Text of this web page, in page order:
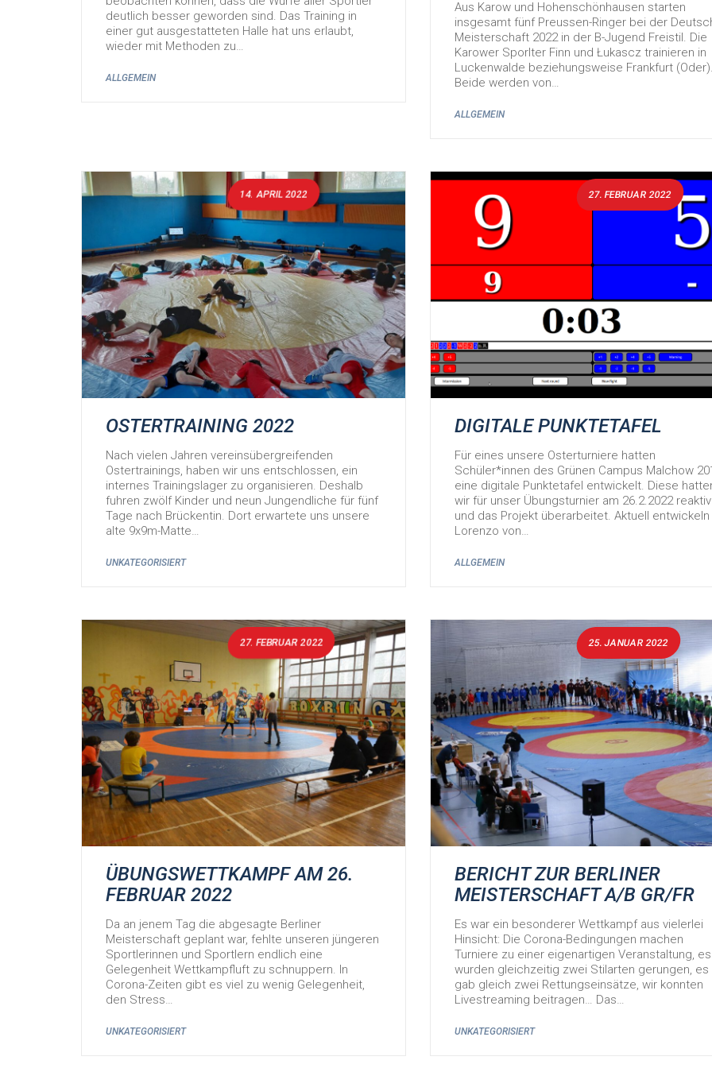
deutlich besser geworden sind. Das Training in
einer gut ausgestatteten Halle hat uns erlaubt,
wieder mit Methoden zu…
ALLGEMEIN
Aus Karow und Hohenschönhausen starten
insgesamt fünf Preussen-Ringer bei der
Meisterschaft 2022 in der B-Jugend Freistil. Die
Karower Sporlter Finn und Łukascz trainieren in
Luckenwalde beziehungsweise Frankfurt
Beide werden von…
ALLGEMEIN
OSTERTRAINING 2022
Nach vielen Jahren vereinsübergreifenden
Ostertrainings, haben wir uns entschlossen, ein
internes Trainingslager zu organisieren. Deshalb
fuhren zwölf Kinder und neun Jungendliche für fünf
Tage nach Brückentin. Dort erwartete uns unsere
alte 9x9m-Matte…
14. APRIL 2022
UNKATEGORISIERT
DIGITALE PUNKTETAFEL
Für eines unsere Osterturniere hatten
Schüler*innen des Grünen Campus Malchow
eine digitale Punktetafel entwickelt. Diese
wir für unser Übungsturnier am 26.2.2022
und das Projekt überarbeitet. Aktuell entwickeln
Lorenzo von…
27. FEBRUAR 2022
ALLGEMEIN
ÜBUNGSWETTKAMPF AM 26.
FEBRUAR 2022
Da an jenem Tag die abgesagte Berliner
Meisterschaft geplant war, fehlte unseren jüngeren
Sportlerinnen und Sportlern endlich eine
Gelegenheit Wettkampfluft zu schnuppern. In
Corona-Zeiten gibt es viel zu wenig Gelegenheit,
den Stress…
27. FEBRUAR 2022
UNKATEGORISIERT
BERICHT ZUR BERLINER
MEISTERSCHAFT A/B GR/FR
Es war ein besonderer Wettkampf aus vielerlei
Hinsicht: Die Corona-Bedingungen machen
Turniere zu einer eigenartigen Veranstaltung, es
wurden gleichzeitig zwei Stilarten gerungen, es
gab gleich zwei Rettungseinsätze, wir konnten
Livestreaming beitragen… Das…
25. JANUAR 2022
UNKATEGORISIERT